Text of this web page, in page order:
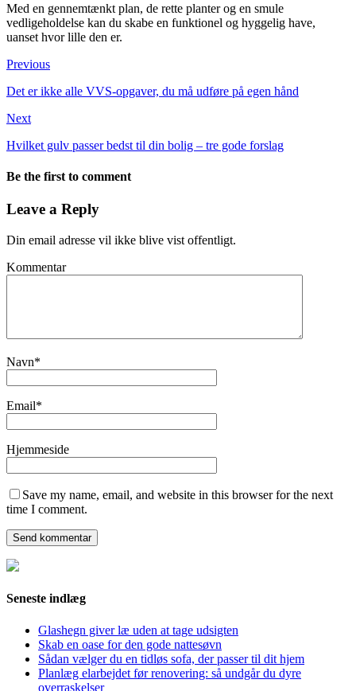
Med en gennemtænkt plan, de rette planter og en smule
vedligeholdelse kan du skabe en funktionel og hyggelig have,
uanset hvor lille den er.
Previous
Det er ikke alle VVS-opgaver, du må udføre på egen hånd
Next
Hvilket gulv passer bedst til din bolig – tre gode forslag
Be the first to comment
Leave a Reply
Din email adresse vil ikke blive vist offentligt.
Kommentar
Navn*
Email*
Hjemmeside
Save my name, email, and website in this browser for the next
time I comment.
Seneste indlæg
Glashegn giver læ uden at tage udsigten
Skab en oase for den gode nattesøvn
Sådan vælger du en tidløs sofa, der passer til dit hjem
Planlæg elarbejdet før renovering: så undgår du dyre
overraskelser